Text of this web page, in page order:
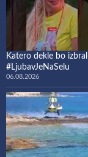
Katero dekle bo
#LjubavJeNaSelu
06.08.2026